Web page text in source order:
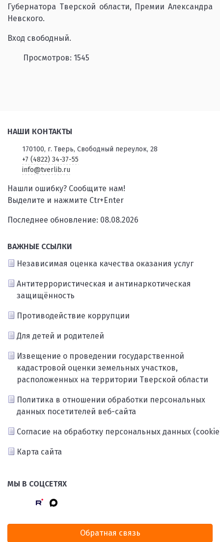
Губернатора Тверской области, Премии Александра
Невского.
Вход свободный.
Просмотров: 1545
НАШИ КОНТАКТЫ
170100, г. Тверь, Свободный переулок, 28
+7 (4822) 34-37-55
info@tverlib.ru
Нашли ошибку? Сообщите нам!
Выделите и нажмите Ctr+Enter
Последнее обновление: 08.08.2026
ВАЖНЫЕ ССЫЛКИ
Независимая оценка качества оказания услуг
Антитеррористическая и антинаркотическая
защищённость
Противодействие коррупции
Для детей и родителей
Извещение о проведении государственной
кадастровой оценки земельных участков,
расположенных на территории Тверской области
Политика в отношении обработки персональных
данных посетителей веб-сайта
Согласие на обработку персональных данных
Карта сайта
МЫ В СОЦСЕТЯХ
Обратная связь